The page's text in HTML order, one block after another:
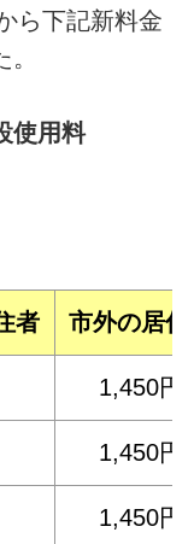
ら下記新料金
使用料
者 市外の居
1,450円
1,450円
1,450円